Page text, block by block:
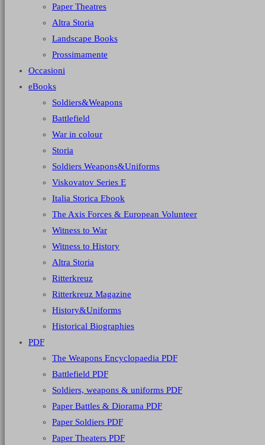
Paper Theatres
Altra Storia
Landscape Books
Prossimamente
Occasioni
eBooks
Soldiers&Weapons
Battlefield
War in colour
Storia
Soldiers Weapons&Uniforms
Viskovatov Series E
Italia Storica Ebook
The Axis Forces & European Volunteer
Witness to War
Witness to History
Altra Storia
Ritterkreuz
Ritterkreuz Magazine
History&Uniforms
Historical Biographies
PDF
The Weapons Encyclopaedia PDF
Battlefield PDF
Soldiers, weapons & uniforms PDF
Paper Battles & Diorama PDF
Paper Soldiers PDF
Paper Theaters PDF